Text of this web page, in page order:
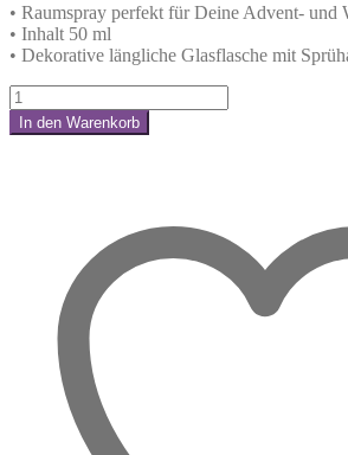
• Raumspray perfekt für Deine Advent- und
• Inhalt 50 ml
• Dekorative längliche Glasflasche mit
Vanille
Kipferl
Raumspray
In den Warenkorb